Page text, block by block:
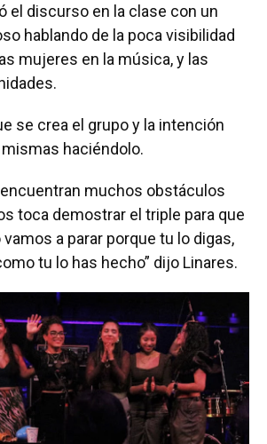
el discurso en la clase con un
hablando de la poca visibilidad
mujeres en la música, y las
se crea el grupo y la intención
haciéndolo.
muchos obstáculos
toca demostrar el triple para que
a parar porque tu lo digas,
tu lo has hecho” dijo Linares.